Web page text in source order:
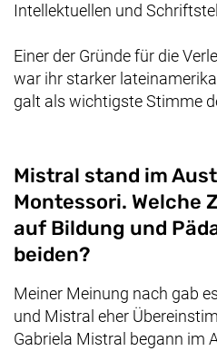
Intellektuellen und
Einer der Gründe für die
war ihr starker
galt als wichtigste Stimme
Mistral stand im
Montessori. Welche
auf Bildung und
beiden?
Meiner Meinung nach gab
und Mistral eher
Gabriela Mistral begann im